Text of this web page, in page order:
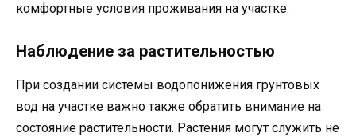
комфортные условия проживания на участке.
Наблюдение за растительностью
При создании системы водопонижения грунтовых
вод на участке важно также обратить внимание на
состояние растительности. Растения могут служить не